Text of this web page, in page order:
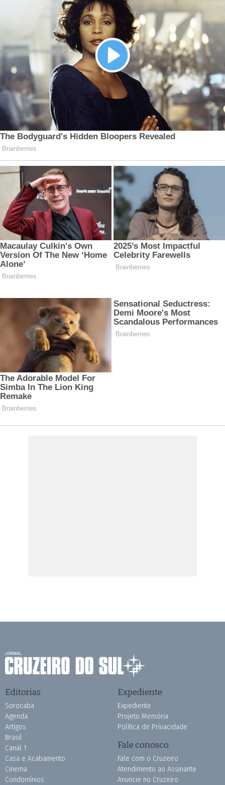
Editorias
Sorocaba
Agenda
Artigos
Brasil
Canal 1
Casa e Acabamento
Cinema
Condomínios
Expediente
Expediente
Projeto Memória
Política de Privacidade
Fale conosco
Fale com o Cruzeiro
Atendimento ao Assinante
Anuncie no Cruzeiro